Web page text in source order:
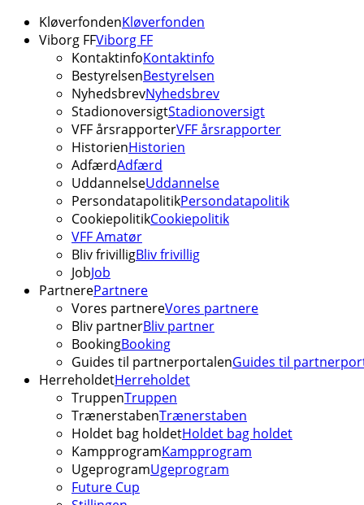
KløverfondenKløverfonden
Viborg FFViborg FF
KontaktinfoKontaktinfo
BestyrelsenBestyrelsen
NyhedsbrevNyhedsbrev
StadionoversigtStadionoversigt
VFF årsrapporterVFF årsrapporter
HistorienHistorien
AdfærdAdfærd
UddannelseUddannelse
PersondatapolitikPersondatapolitik
CookiepolitikCookiepolitik
VFF Amatør
Bliv frivilligBliv frivillig
JobJob
PartnerePartnere
Vores partnereVores partnere
Bliv partnerBliv partner
BookingBooking
Guides til partnerportalenGuides til
HerreholdetHerreholdet
TruppenTruppen
TrænerstabenTrænerstaben
Holdet bag holdetHoldet bag holdet
KampprogramKampprogram
UgeprogramUgeprogram
Future Cup